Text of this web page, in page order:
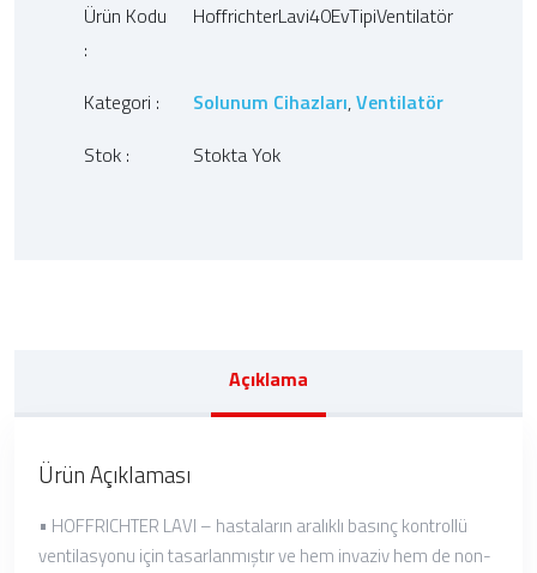
Ürün Kodu
:
HoffrichterLavi40EvTipiVentilatör
Kategori : Solunum Cihazları,Ventilatör
Stok :
Stokta Yok
Açıklama
Ürün Açıklaması
• HOFFRICHTER LAVI – hastaların aralıklı basınç kontrollü
ventilasyonu için tasarlanmıştır ve hem invaziv hem de non-